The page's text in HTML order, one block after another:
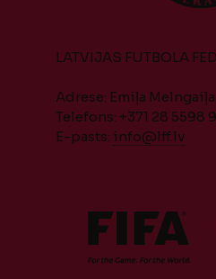
LATVIJAS FUTBOLA
Adrese: Emiļa Melngaiļa
Telefons: +371 28 5598
E-pasts: info@lff.lv